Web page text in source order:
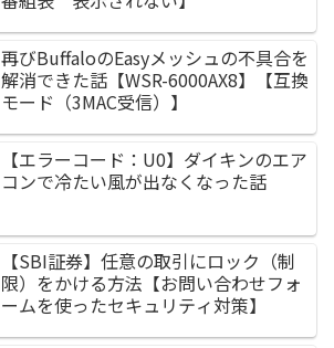
再びBuffaloのEasyメッシュの不具合を
解消できた話【WSR-6000AX8】【互換
モード（3MAC受信）】
【エラーコード：U0】ダイキンのエア
コンで冷たい風が出なくなった話
【SBI証券】任意の取引にロック（制
限）をかける方法【お問い合わせフォ
ームを使ったセキュリティ対策】